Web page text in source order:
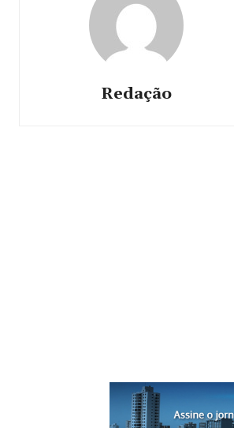
Redação